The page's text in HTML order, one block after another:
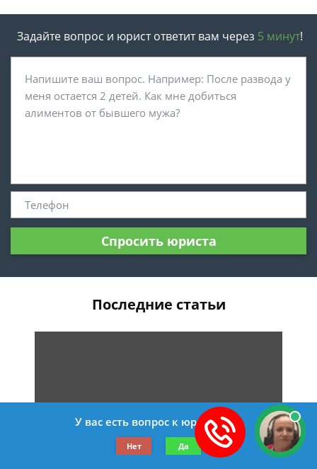
Задайте вопрос и юрист ответит вам через 5 минут!
Спросить юриста
Последние статьи
Как вернуть деньги за телефон на гарантии
У вас есть вопрос к юристу?
Нет Да